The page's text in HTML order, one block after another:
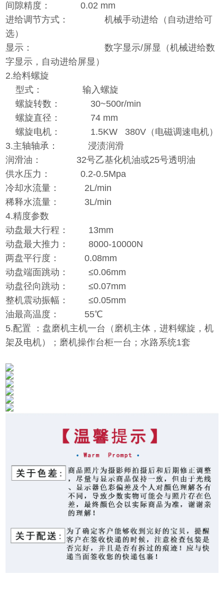
间隙精度： 0.02 mm
进给调节方式： 机械手动进给（自动进给可
选）
显示： 数字显示/屏显（机械进给数
字显示，自动进给屏显）
2.给料螺旋
型式： 输入螺旋
螺旋转数： 30~500r/min
螺旋直径： 74 mm
螺旋电机： 1.5KW 380V（电磁调速电机）
3.主轴轴承： 浸渍润滑
润滑油： 32号乙基化机油或25号透明油
供水压力： 0.2-0.5Mpa
冷却水流量： 2L/min
稀释水流量： 3L/min
4.精度参数
动盘最大行程： 13mm
动盘最大推力： 8000-10000N
两盘平行度： 0.08mm
动盘端面跳动： ≤0.06mm
动盘径向跳动： ≤0.07mm
整机震动振幅： ≤0.05mm
油最高温度： 55℃
5.配置 ：盘磨机主机一台（磨机主体，进料螺旋，机
架及电机）；磨机操作台柜一台；水路系统1套